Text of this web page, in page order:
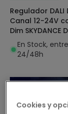
Regulador DALI
Canal 12-24V
Dim SKYDANCE
Tira LED
En Stock,
24/48h
Cookies y